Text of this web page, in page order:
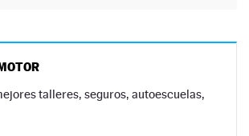
talleres, seguros, autoescuelas,